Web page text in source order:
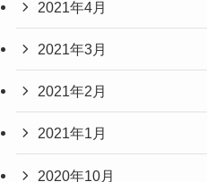
2021年4月
2021年3月
2021年2月
2021年1月
2020年10月